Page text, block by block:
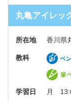
丸亀アイレッ
所在地 香川県
教科
学習日 月